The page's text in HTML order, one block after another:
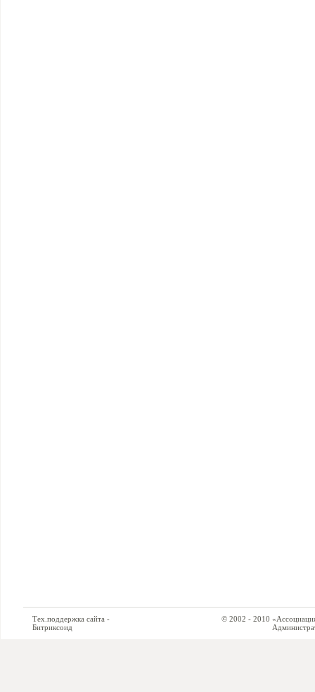
Тех.поддержка сайта -
Битриксоид
© 2002 - 2010 «Ассоциация